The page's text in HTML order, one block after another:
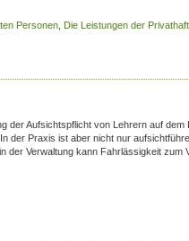
Personen
Die Leistungen der
der Aufsichtspflicht von Lehrern auf
der Praxis ist aber nicht nur
der Verwaltung kann Fahrlässigkeit zum